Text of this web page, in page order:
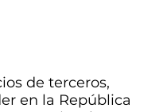
de terceros,
en la República